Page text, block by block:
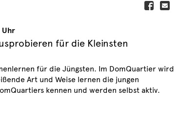
Uhr
für die Kleinsten
für die Jüngsten. Im DomQuartier wird
Art und Weise lernen die jungen
kennen und werden selbst aktiv.